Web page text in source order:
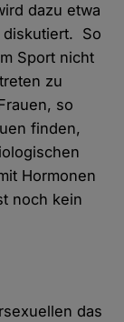
dazu etwa
diskutiert. So
Sport nicht
zu
so
finden,
Hormonen
noch kein
das